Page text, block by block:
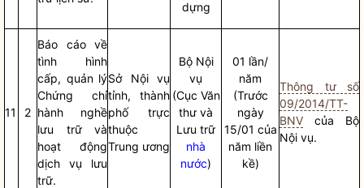
dựng
11 2
Báo cáovề
tình hình
cấp, quản lý
Chứng chỉ
hành nghề
lưu trữ và
hoạt động
dịch vụ lưu
trữ.
Sở Nội vụ
tỉnh, thành
phố trực
thuộc
Trung ương
Bộ Nội
vụ
(Cục Văn
thư và
Lưu trữ
nhà
nước)
01 lần/
năm
(Trước
ngày
15/01 của
năm liền
kề)
Thông tư số
09/2014/TT-
BNV của Bộ
Nội vụ.